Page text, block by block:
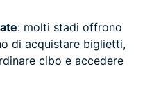
: molti stadi offrono
di acquistare biglietti,
cibo e accedere